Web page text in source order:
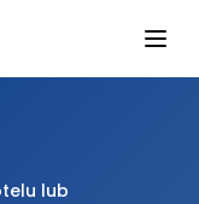
lub